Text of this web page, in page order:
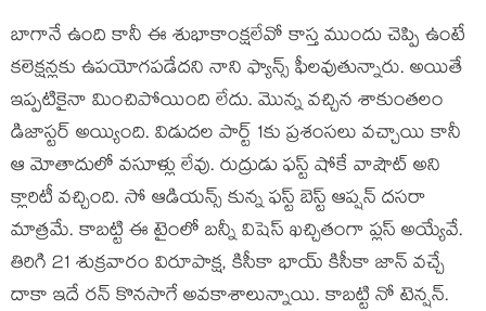
బాగానే ఉంది కానీ ఈ శుభాకాంక్షలేవో కాస్త ముందు చెప్పి ఉంటే
కలెక్షన్లకు ఉపయోగపడేదని నాని ఫ్యాన్స్ ఫీలవుతున్నారు. అయితే
ఇప్పటికైనా మించిపోయింది లేదు. మొన్న వచ్చిన శాకుంతలం
డిజాస్టర్ అయ్యింది. విడుదల పార్ట్ 1కు ప్రశంసలు వచ్చాయి కానీ
ఆ మోతాదులో వసూళ్లు లేవు. రుద్రుడు ఫస్ట్ షోకే వాషౌట్ అని
క్లారిటీ వచ్చింది. సో ఆడియన్స్ కున్న ఫస్ట్ బెస్ట్ ఆప్షన్ దసరా
మాత్రమే. కాబట్టి ఈ టైంలో బన్నీ విషెస్ ఖచ్చితంగా ప్లస్ అయ్యేవే.
తిరిగి 21 శుక్రవారం విరూపాక్ష, కిసీకా భాయ్ కిసీకా జాన్ వచ్చే
దాకా ఇదే రన్ కొనసాగే అవకాశాలున్నాయి. కాబట్టి నో టెన్షన్.